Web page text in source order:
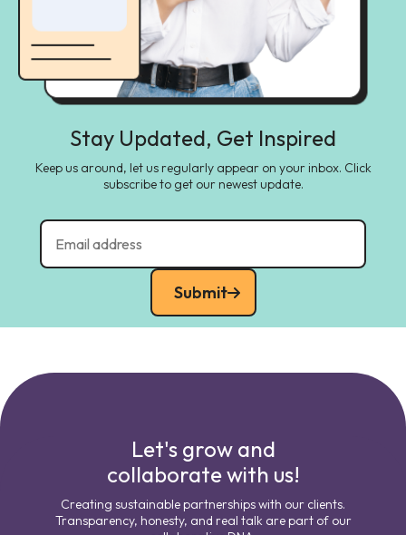
Stay Updated, Get Inspired
Keep us around, let us regularly appear on your inbox. Click
subscribe to get our newest update.
Submit
Let's grow and
collaborate with us!
Creating sustainable partnerships with our clients.
Transparency, honesty, and real talk are part of our